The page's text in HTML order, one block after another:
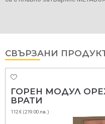
СВЪРЗАНИ
ГОРЕН МОДУЛ
ВРАТИ
112 € (219.00 лв.)